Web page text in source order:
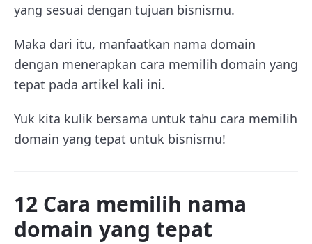
yang sesuai dengan tujuan bisnismu.
Maka dari itu, manfaatkan nama domain
dengan menerapkan cara memilih domain yang
tepat pada artikel kali ini.
Yuk kita kulik bersama untuk tahu cara memilih
domain yang tepat untuk bisnismu!
12 Cara memilih nama
domain yang tepat